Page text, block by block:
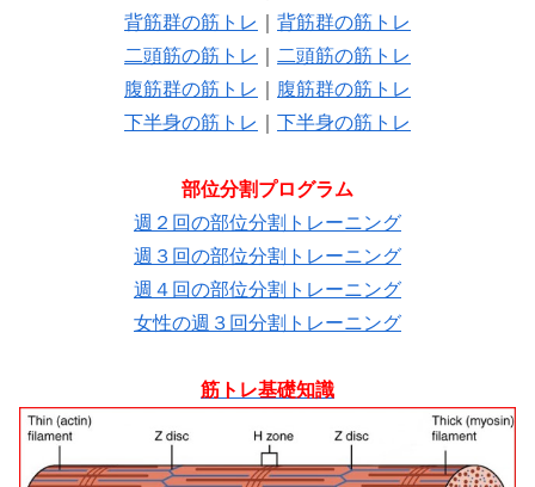
背筋群の筋トレ
背筋群の筋トレ
二頭筋の筋トレ
二頭筋の筋トレ
腹筋群の筋トレ
腹筋群の筋トレ
下半身の筋トレ
下半身の筋トレ
部位分割プログラム
週２回の部位分割トレーニング
週３回の部位分割トレーニング
週４回の部位分割トレーニング
女性の週３回分割トレーニング
筋トレ基礎知識